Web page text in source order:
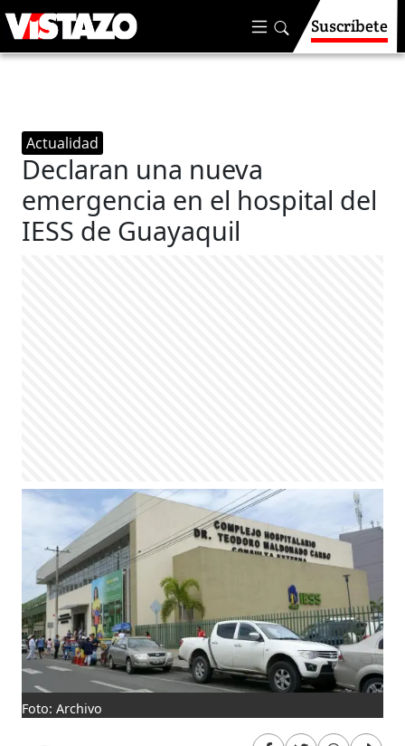
Suscríbete
Actualidad
Declaran una nueva
emergencia en el hospital del
IESS de Guayaquil
Foto: Archivo